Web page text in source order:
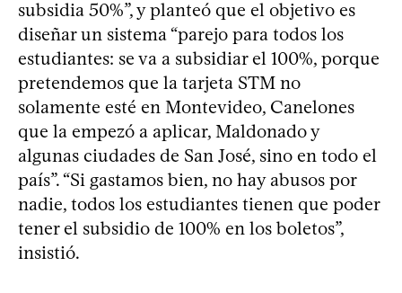
subsidia 50%”, y planteó que el objetivo es
diseñar un sistema “parejo para todos los
estudiantes: se va a subsidiar el 100%, porque
pretendemos que la tarjeta STM no
solamente esté en Montevideo, Canelones
que la empezó a aplicar, Maldonado y
algunas ciudades de San José, sino en todo el
país”. “Si gastamos bien, no hay abusos por
nadie, todos los estudiantes tienen que poder
tener el subsidio de 100% en los boletos”,
insistió.